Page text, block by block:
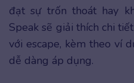
đạt sự trốn thoát hay
Speak sẽ giải thích chi
với escape, kèm theo ví
dễ dàng áp dụng.